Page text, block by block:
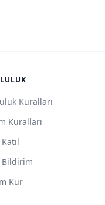
Kuralları
Kuralları
Bildirim
Kur